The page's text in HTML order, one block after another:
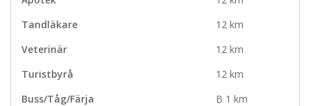
Tandläkare
12 km
Veterinär
12 km
Turistbyrå
12 km
Buss/Tåg/Färja
B 1 km